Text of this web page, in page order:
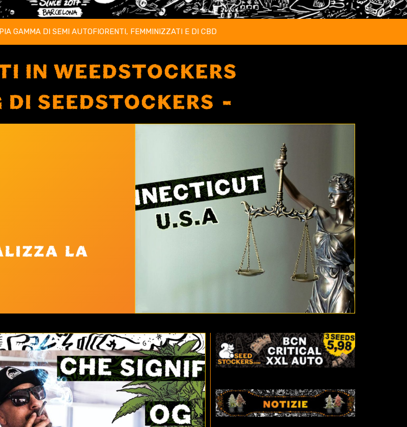
GAMMA DI SEMI AUTOFIORENTI, FEMMINIZZATI E DI CBD
IN WEEDSTOCKERS
DI SEEDSTOCKERS
la